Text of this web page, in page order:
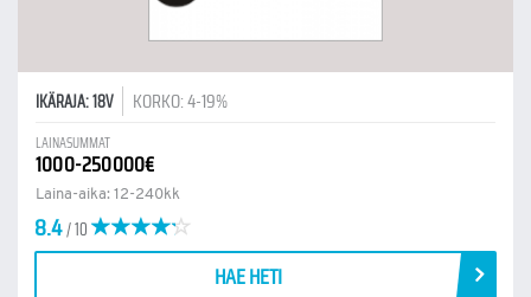
IKÄRAJA: 18V KORKO: 4-19%
LAINASUMMAT
1000-250000€
Laina-aika: 12-240kk
8.4/ 10
HAE HETI